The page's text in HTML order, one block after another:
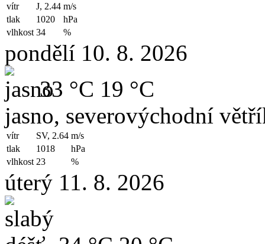
vítr J, 2.44 m/s
tlak
1020
hPa
vlhkost 34 %
pondělí 10. 8. 2026
33 °C 19 °C
jasno, severovýchodní
vítr SV, 2.64 m/s
tlak
1018
hPa
vlhkost 23 %
úterý 11. 8. 2026